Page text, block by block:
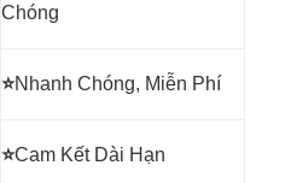
Chóng
⭐Nhanh Chóng, Miễn Phí
⭐Cam Kết Dài Hạn